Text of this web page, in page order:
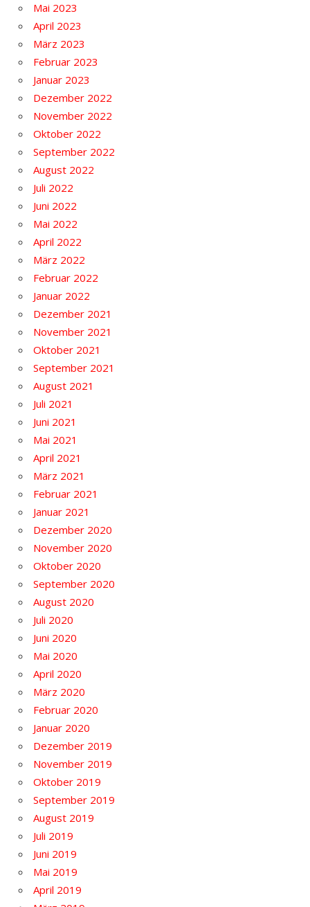
Mai 2023
April 2023
März 2023
Februar 2023
Januar 2023
Dezember 2022
November 2022
Oktober 2022
September 2022
August 2022
Juli 2022
Juni 2022
Mai 2022
April 2022
März 2022
Februar 2022
Januar 2022
Dezember 2021
November 2021
Oktober 2021
September 2021
August 2021
Juli 2021
Juni 2021
Mai 2021
April 2021
März 2021
Februar 2021
Januar 2021
Dezember 2020
November 2020
Oktober 2020
September 2020
August 2020
Juli 2020
Juni 2020
Mai 2020
April 2020
März 2020
Februar 2020
Januar 2020
Dezember 2019
November 2019
Oktober 2019
September 2019
August 2019
Juli 2019
Juni 2019
Mai 2019
April 2019